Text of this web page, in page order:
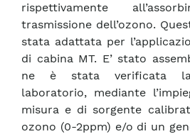
rispettivamente
trasmissione dell’ozono.
stata adattata per
di cabina MT. E’ stato
ne è stata verificata
laboratorio, mediante
misura e di sorgente
ozono (0-2ppm) e/o di un